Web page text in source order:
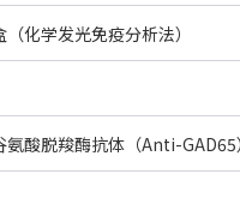
化学发光免疫分析法）
氨酸脱羧酶抗体（Anti-